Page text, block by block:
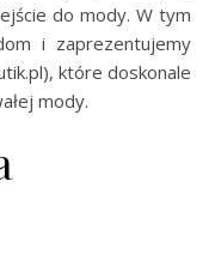
do mody. W tym
i zaprezentujemy
które doskonale
mody.